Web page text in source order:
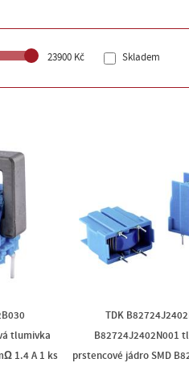
23900 Kč Skladem
tlumivka
1.4 A 1 ks
TDK
B82724J2402N001
prstencové jádro SMD